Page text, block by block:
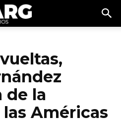
de la
Américas